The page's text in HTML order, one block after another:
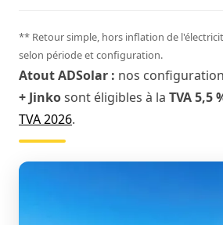
** Retour simple, hors inflation de
selon période et configuration.
Atout ADSolar : nos
+ Jinkosont éligibles à la TVA 5,5
TVA 2026.